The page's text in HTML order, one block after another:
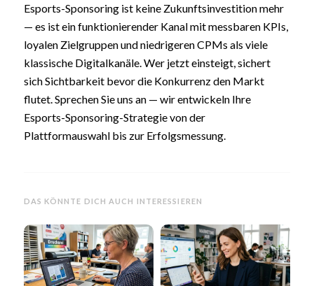
Esports-Sponsoring ist keine Zukunftsinvestition mehr
— es ist ein funktionierender Kanal mit messbaren KPIs,
loyalen Zielgruppen und niedrigeren CPMs als viele
klassische Digitalkanäle. Wer jetzt einsteigt, sichert
sich Sichtbarkeit bevor die Konkurrenz den Markt
flutet. Sprechen Sie uns an — wir entwickeln Ihre
Esports-Sponsoring-Strategie von der
Plattformauswahl bis zur Erfolgsmessung.
DAS KÖNNTE DICH AUCH INTERESSIEREN